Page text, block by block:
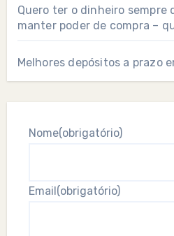
Quero ter o dinheiro sempre
manter poder de compra –
Melhores depósitos a prazo
Nome(obrigatório)
Email (obrigatório)